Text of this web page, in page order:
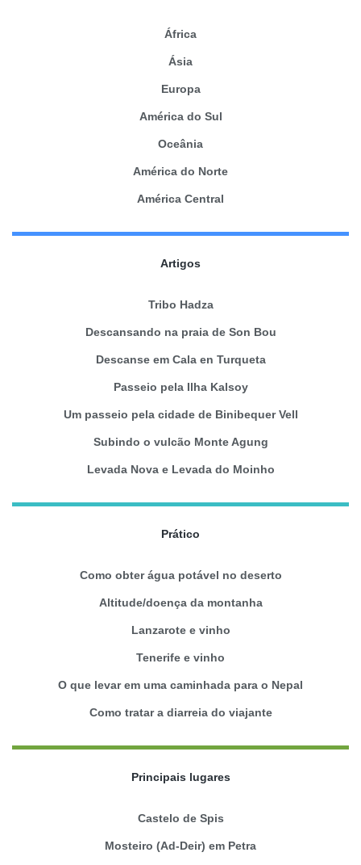
África
Ásia
Europa
América do Sul
Oceânia
América do Norte
América Central
Artigos
Tribo Hadza
Descansando na praia de Son Bou
Descanse em Cala en Turqueta
Passeio pela Ilha Kalsoy
Um passeio pela cidade de Binibequer Vell
Subindo o vulcão Monte Agung
Levada Nova e Levada do Moinho
Prático
Como obter água potável no deserto
Altitude/doença da montanha
Lanzarote e vinho
Tenerife e vinho
O que levar em uma caminhada para o Nepal
Como tratar a diarreia do viajante
Principais lugares
Castelo de Spis
Mosteiro (Ad-Deir) em Petra